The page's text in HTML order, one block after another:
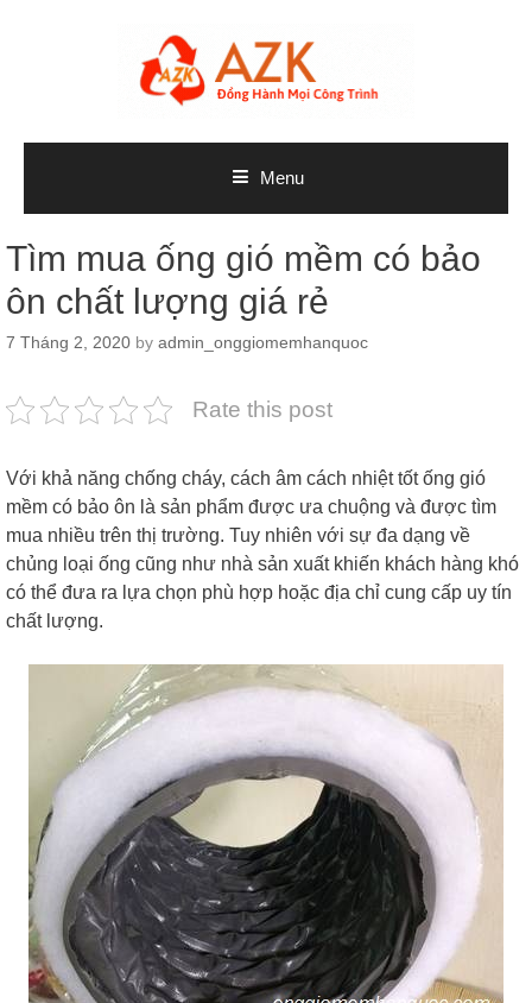
Menu
Tìm mua ống gió mềm có bảo
ôn chất lượng giá rẻ
7 Tháng 2, 2020 by admin_onggiomemhanquoc
Rate this post
Với khả năng chống cháy, cách âm cách nhiệt tốt ống gió
mềm có bảo ôn là sản phẩm được ưa chuộng và được tìm
mua nhiều trên thị trường. Tuy nhiên với sự đa dạng về
chủng loại ống cũng như nhà sản xuất khiến khách hàng khó
có thể đưa ra lựa chọn phù hợp hoặc địa chỉ cung cấp uy tín
chất lượng.